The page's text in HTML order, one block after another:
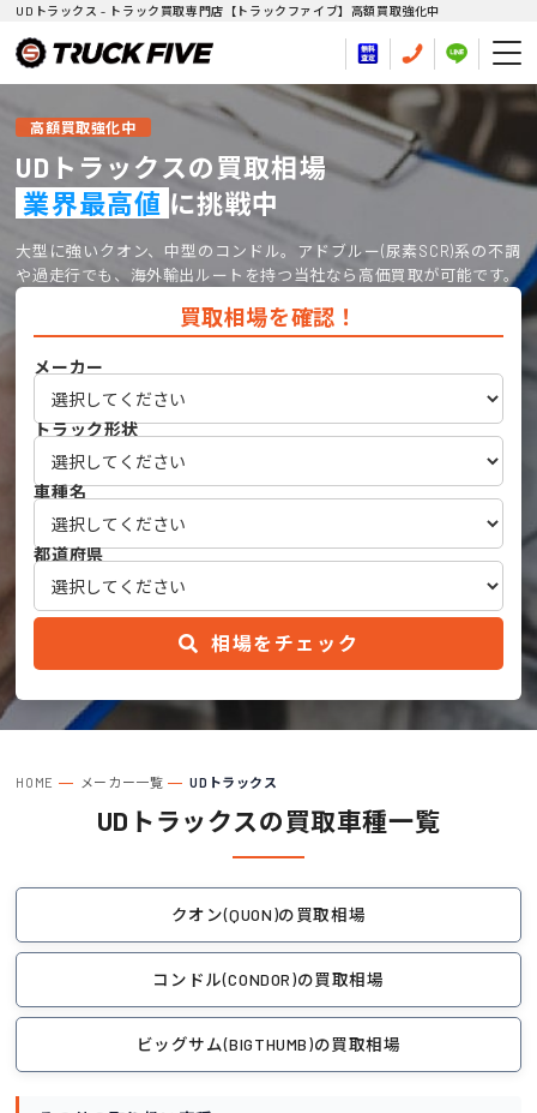
UDトラックス - トラック買取専門店【トラックファイブ】高額買取強化中
高額買取強化中
UDトラックスの買取相場
業界最高値 に挑戦中
大型に強いクオン、中型のコンドル。アドブルー(尿素SCR)系の不調
や過走行でも、海外輸出ルートを持つ当社なら高価買取が可能です。
買取相場を確認！
メーカー
トラック形状
車種名
都道府県
相場をチェック
HOME メーカー一覧 UDトラックス
UDトラックスの買取車種一覧
クオン(QUON)の買取相場
コンドル(CONDOR)の買取相場
ビッグサム(BIGTHUMB)の買取相場